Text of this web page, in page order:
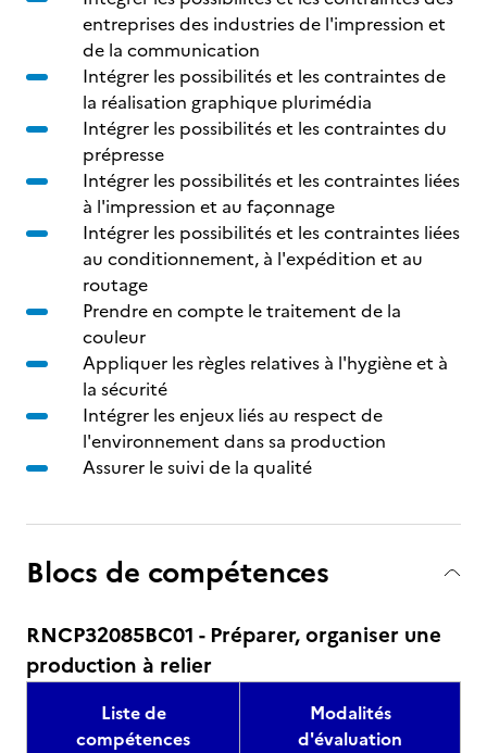
entreprises des industries de l'impression et
de la communication
Intégrer les possibilités et les contraintes de
la réalisation graphique plurimédia
Intégrer les possibilités et les contraintes du
prépresse
Intégrer les possibilités et les contraintes liées
à l'impression et au façonnage
Intégrer les possibilités et les contraintes liées
au conditionnement, à l'expédition et au
routage
Prendre en compte le traitement de la
couleur
Appliquer les règles relatives à l'hygiène et à
la sécurité
Intégrer les enjeux liés au respect de
l'environnement dans sa production
Assurer le suivi de la qualité
Blocs de compétences
RNCP32085BC01 - Préparer, organiser une
production à relier
Liste de
compétences
Modalités
d'évaluation